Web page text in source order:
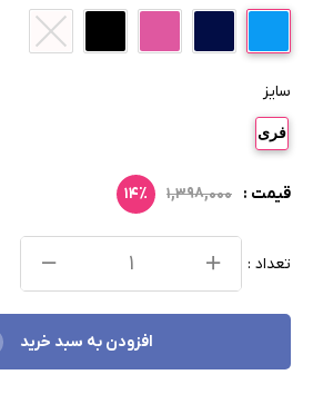
سایز
فری
قیمت : ۱,۳۹۸,۰۰۰ ۱۴٪
تعداد :
افزودن به سبد خرید